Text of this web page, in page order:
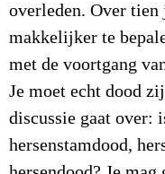
overleden. Over
makkelijker te
met de voortgang
Je moet echt dood
discussie gaat over:
hersenstamdood,